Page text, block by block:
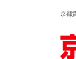
京都